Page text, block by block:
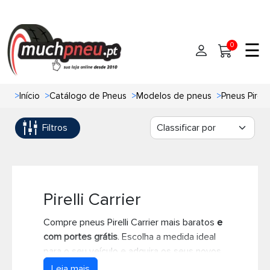
Início
Pneus
Pneus 4x4
Pneus de moto
Pneus de Van
Oficinas de Pneus
Contato
0 ☰
>Início >Catálogo de Pneus >Modelos de pneus >Pneus
Filtros
Pirelli Carrier
Compre pneus Pirelli Carrier mais baratos e
com portes grátis. Escolha a medida ideal
para o seu veículo e adquira os seus novos
pneus Pirelli Carrier ao melhor preço online.